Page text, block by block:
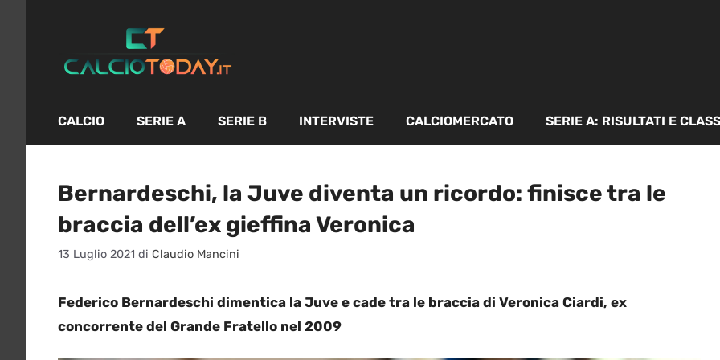
contenuto
CALCIO SERIE A SERIE B INTERVISTE CALCIOMERCATO SERIE A: RISULTATI E
Bernardeschi, la Juve diventa un ricordo: finisce tra le
braccia dell’ex gieffina Veronica
13 Luglio 2021 di Claudio Mancini
Federico Bernardeschi dimentica la Juve e cade tra le braccia di Veronica Ciardi, ex
concorrente del Grande Fratello nel 2009